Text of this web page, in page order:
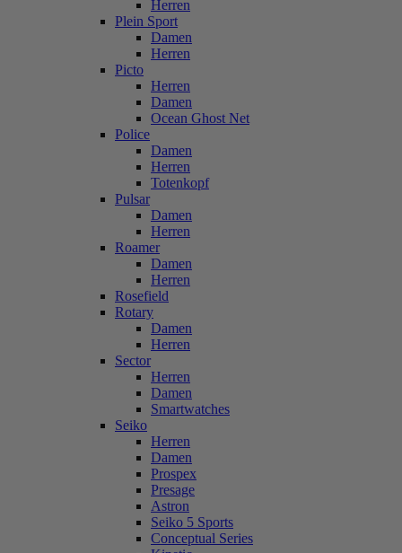
Herren
Plein Sport
Damen
Herren
Picto
Herren
Damen
Ocean Ghost Net
Police
Damen
Herren
Totenkopf
Pulsar
Damen
Herren
Roamer
Damen
Herren
Rosefield
Rotary
Damen
Herren
Sector
Herren
Damen
Smartwatches
Seiko
Herren
Damen
Prospex
Presage
Astron
Seiko 5 Sports
Conceptual Series